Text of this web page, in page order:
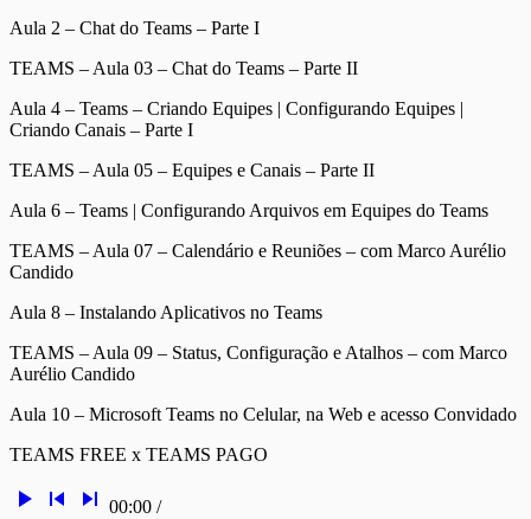
Aula 2 – Chat do Teams – Parte I
TEAMS – Aula 03 – Chat do Teams – Parte II
Aula 4 – Teams – Criando Equipes | Configurando Equipes |
Criando Canais – Parte I
TEAMS – Aula 05 – Equipes e Canais – Parte II
Aula 6 – Teams | Configurando Arquivos em Equipes do Teams
TEAMS – Aula 07 – Calendário e Reuniões – com Marco Aurélio
Candido
Aula 8 – Instalando Aplicativos no Teams
TEAMS – Aula 09 – Status, Configuração e Atalhos – com Marco
Aurélio Candido
Aula 10 – Microsoft Teams no Celular, na Web e acesso Convidado
TEAMS FREE x TEAMS PAGO
play_arrow skip_previous skip_next 00:00 /